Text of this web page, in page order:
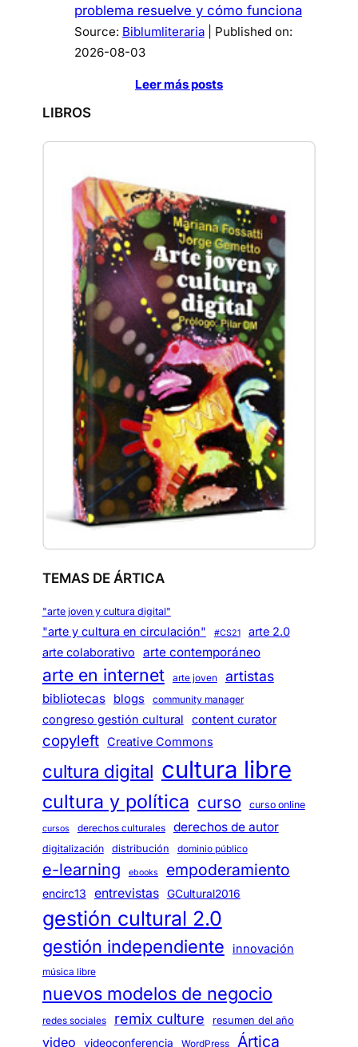
problema resuelve y cómo funciona
Source: Biblumliteraria
Published on:
2026-08-03
Leer más posts
LIBROS
TEMAS DE ÁRTICA
"arte joven y cultura digital"
"arte y cultura en circulación" #CS21
arte 2.0
arte colaborativo
arte contemporáneo
arte en internet arte joven artistas
bibliotecas blogs community manager
congreso gestión cultural content curator
copyleft Creative Commons
cultura digital cultura libre
cultura y política curso curso online
cursos derechos culturales derechos de autor
digitalización distribución dominio público
e-learning ebooks empoderamiento
encirc13 entrevistas GCultural2016
gestión cultural 2.0
gestión independiente innovación
música libre
nuevos modelos de negocio
redes sociales remix culture resumen del año
video videoconferencia WordPress Ártica